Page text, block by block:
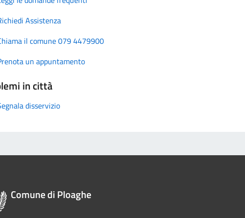
Assistenza
il comune 079 4479900
un appuntamento
in città
disservizio
Comune di Ploaghe